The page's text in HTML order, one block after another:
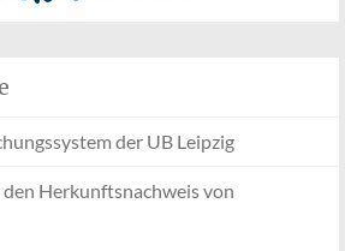
der UB Leipzig
Herkunftsnachweis von